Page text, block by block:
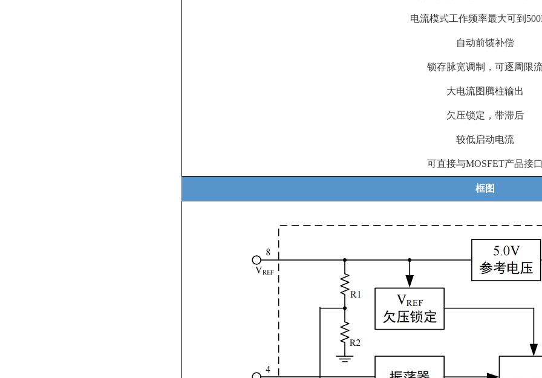
电流模式工作频率最大可到
自动前馈补偿
锁存脉宽调制，可逐周限
大电流图腾柱输出
欠压锁定，带滞后
较低启动电流
可直接与MOSFET产品接
框图